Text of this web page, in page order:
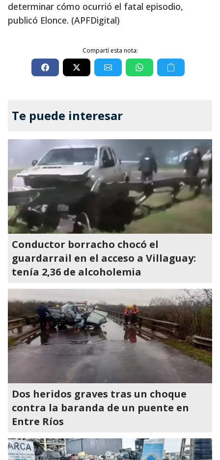
determinar cómo ocurrió el fatal episodio,
publicó Elonce. (APFDigital)
Compartí esta nota:
Te puede interesar
Conductor borracho chocó el
guardarrail en el acceso a Villaguay:
tenía 2,36 de alcoholemia
Dos heridos graves tras un choque
contra la baranda de un puente en
Entre Ríos